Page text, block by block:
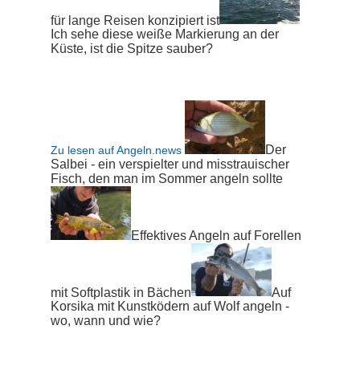
für lange Reisen konzipiert ist
Ich sehe diese weiße Markierung an der
Küste, ist die Spitze sauber?
Zu lesen auf Angeln.news
Der
Salbei - ein verspielter und misstrauischer
Fisch, den man im Sommer angeln sollte
Effektives Angeln auf Forellen
mit Softplastik in Bächen
Auf
Korsika mit Kunstködern auf Wolf angeln -
wo, wann und wie?